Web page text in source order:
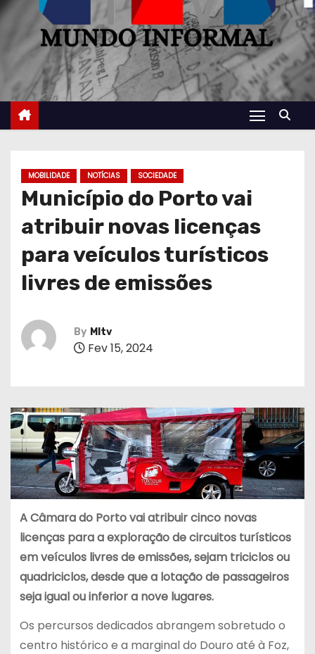
MOBILIDADE NOTÍCIAS SOCIEDADE
Município do Porto vai
atribuir novas licenças
para veículos turísticos
livres de emissões
By MItv
Fev 15, 2024
A Câmara do Porto vai atribuir cinco novas
licenças para a exploração de circuitos turísticos
em veículos livres de emissões, sejam triciclos ou
quadriciclos, desde que a lotação de passageiros
seja igual ou inferior a nove lugares.
Os percursos dedicados abrangem sobretudo o
centro histórico e a marginal do Douro até à Foz,